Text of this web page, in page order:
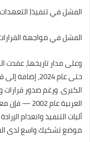
الفشل في تنفيذ(
الفشل في مواجهة القرارات
حتى عام 2024،
الكبرى. ورغم صدور
العربية
آليات التنفيذ وانعدام
موضع تشكيك واسع لدى